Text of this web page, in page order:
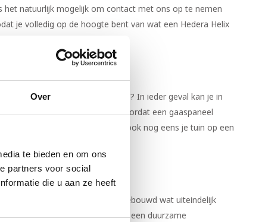
Over
te bieden en om ons
partners voor social
die u aan ze heeft
het natuurlijk mogelijk om contact met ons op te nemen
je volledig op de hoogte bent van wat een Hedera Helix
rekening mee zal willen houden? In ieder geval kan je in
langer zal duren voordat een gaaspaneel
kunt realiseren en hiernaast ook nog eens je tuin op een
dichtbij elkaar worden gebouwd wat uiteindelijk
in kleinere tuinen behoefte aan een duurzame